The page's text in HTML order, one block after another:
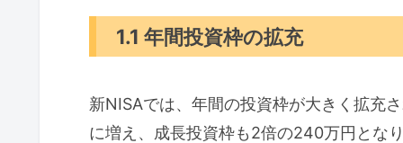
1.1 年間投資枠の拡充
新NISAでは、年間の投資枠が大きく拡充
に増え、成長投資枠も2倍の240万円とな